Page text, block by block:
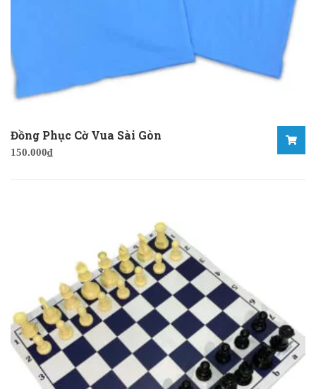
Đồng Phục Cờ Vua Sài Gòn
150.000₫